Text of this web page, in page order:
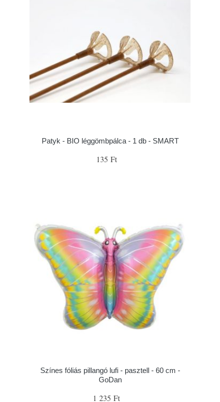
Patyk - BIO léggömbpálca - 1 db - SMART
135 Ft
Színes fóliás pillangó lufi - pasztell - 60 cm -
GoDan
1 235 Ft